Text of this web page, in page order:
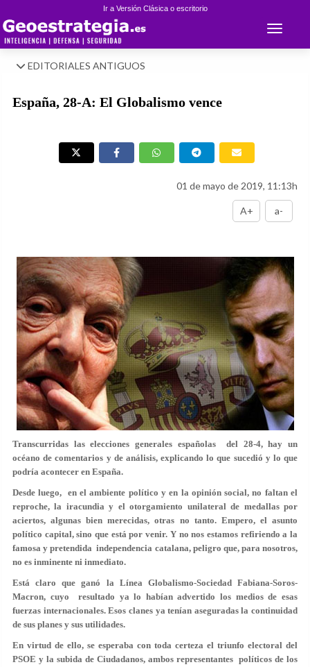
Ir a Versión Clásica o escritorio
Toggle
EDITORIALES ANTIGUOS
España, 28-A: El Globalismo vence
01 de mayo de 2019, 11:13h
A+ a-
Transcurridas las elecciones generales españolas del 28-4, hay un
océano de comentarios y de análisis, explicando lo que sucedió y lo que
podría acontecer en España.
Desde luego, en el ambiente político y en la opinión social, no faltan el
reproche, la iracundia y el otorgamiento unilateral de medallas por
aciertos, algunas bien merecidas, otras no tanto. Empero, el asunto
político capital, sino que está por venir. Y no nos estamos refiriendo a la
famosa y pretendida independencia catalana, peligro que, para nosotros,
no es inminente ni inmediato.
Está claro que ganó la Línea Globalismo-Sociedad Fabiana-Soros-
Macron, cuyo resultado ya lo habían advertido los medios de esas
fuerzas internacionales. Esos clanes ya tenían aseguradas la continuidad
de sus planes y sus utilidades.
En virtud de ello, se esperaba con toda certeza el triunfo electoral del
PSOE y la subida de Ciudadanos, ambos representantes políticos de los